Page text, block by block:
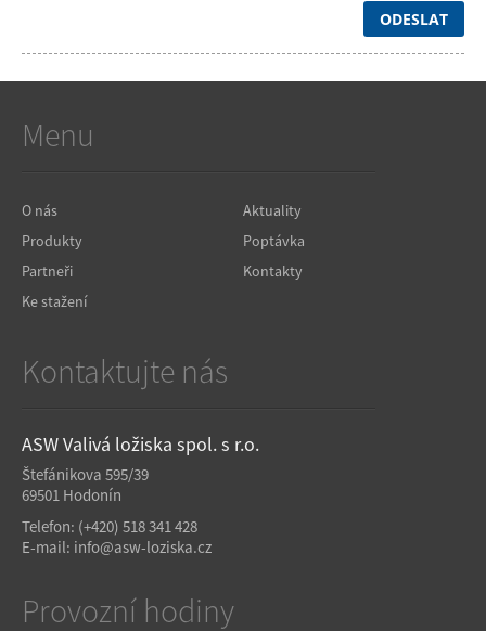
ODESLAT
Menu
O nás
Produkty
Partneři
Ke stažení
Aktuality
Poptávka
Kontakty
Kontaktujte nás
ASW Valivá ložiska spol. s r.o.
Štefánikova 595/39
69501 Hodonín
Telefon: (+420) 518 341 428
E-mail: info@asw-loziska.cz
Provozní hodiny